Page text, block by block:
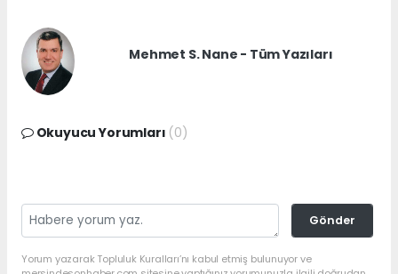
Mehmet S. Nane - Tüm Yazıları
Okuyucu Yorumları (0)
Gönder
Yorum yazarak Topluluk Kuralları’nı kabul etmiş bulunuyor ve